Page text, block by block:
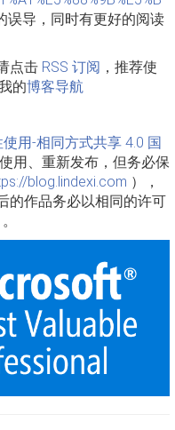
误导，同时有更好的阅读
点击 RSS 订阅 ，推荐使
的博客导航
用-相同方式共享 4.0 国
用、重新发布，但务必保
blog.lindexi.com ），
的作品务必以相同的许可
。